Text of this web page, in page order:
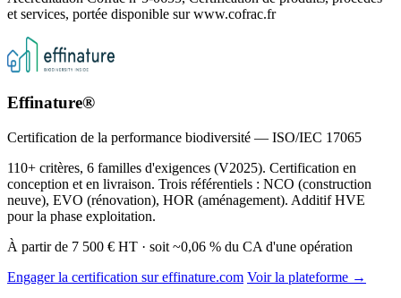
et services, portée disponible sur www.cofrac.fr
Effinature®
Certification de la performance biodiversité — ISO/IEC 17065
110+ critères, 6 familles d'exigences (V2025). Certification en
conception et en livraison. Trois référentiels : NCO (construction
neuve), EVO (rénovation), HOR (aménagement). Additif HVE
pour la phase exploitation.
À partir de 7 500 € HT · soit ~0,06 % du CA d'une opération
Engager la certification sur effinature.com Voir la plateforme →